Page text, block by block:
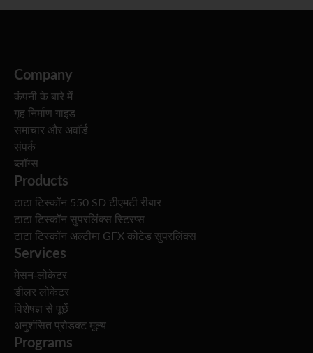
Company
कंपनी के बारे में
गृह निर्माण गाइड
समाचार और अवॉर्ड
संपर्क
ब्लॉग्स
Products
टाटा टिस्कॉन 550 SD टीएमटी रीबार
टाटा टिस्कॉन सुपरलिंक्स स्टिरप्स
टाटा टिस्कॉन अल्टीमा GFX कोटेड सुपरलिंक्स
Services
मेसन-लोकेटर
डीलर लोकेटर
विशेषज्ञ से पूछें
अनुशंसित प्रोडक्ट मूल्य
Programs